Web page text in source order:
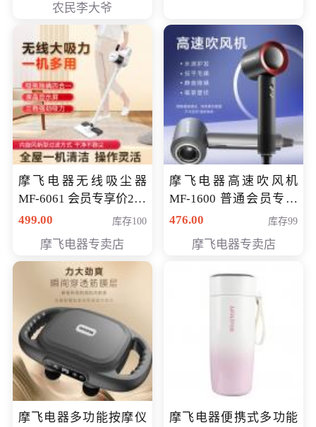
农民李大爷
摩飞电器无线吸尘器
MF-6061 会员专享价299
元
499.00 库存100
摩飞电器专卖店
摩飞电器高速吹风机
MF-1600 普通会员专享
价298元
476.00 库存99
摩飞电器专卖店
摩飞电器多功能按摩仪
摩飞电器便携式多功能